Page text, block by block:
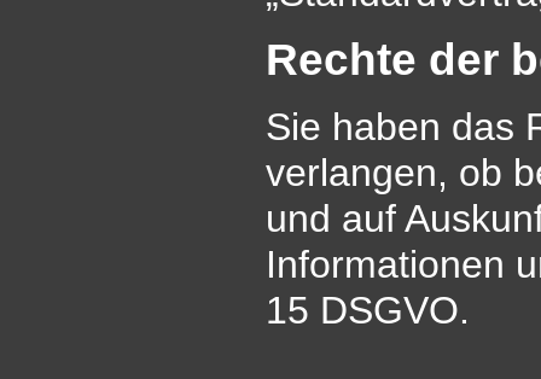
Rechte der
Sie haben das
verlangen, ob
und auf
Informationen
15 DSGVO.